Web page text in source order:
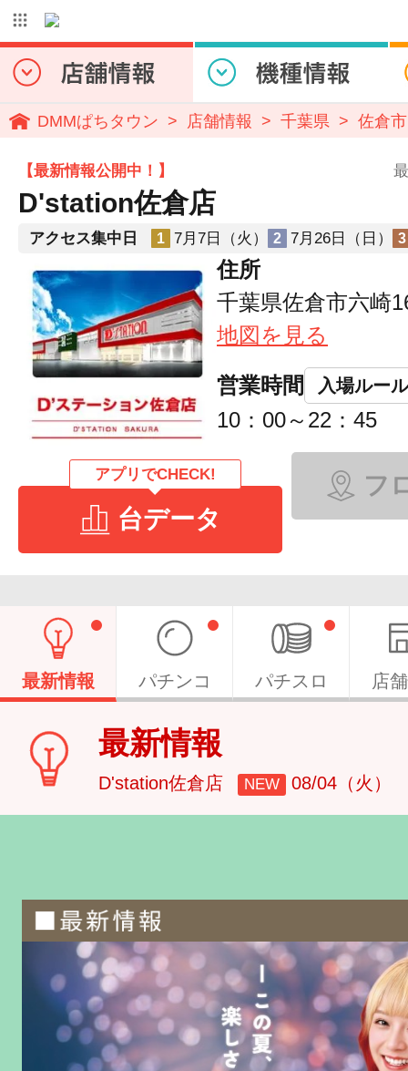
DMMぱちタウン 店舗情報 千葉県 佐倉市
【最新情報公開中！】
D'station佐倉店
アクセス集中日 1 7月7日（火） 2 7月26日（日） 3
住所
千葉県佐倉市六崎
地図を見る
営業時間 入場ルール
10：00～22：45
アプリでCHECK!
台データ
フ
最新情報 パチンコ パチスロ 店
最新情報
D'station佐倉店 NEW 08/04（火）